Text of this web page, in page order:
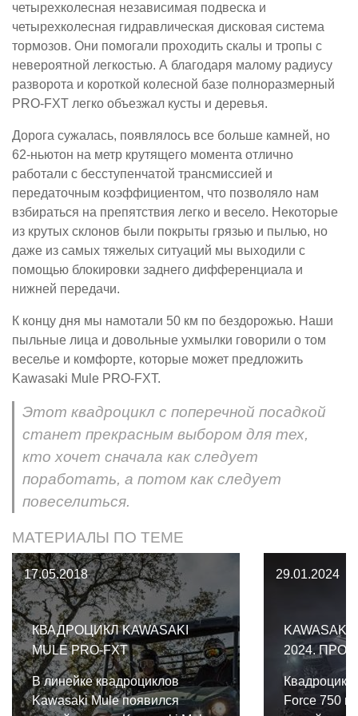
четырехколесная независимая подвеска и
четырехколесная гидравлическая дисковая система
тормозов. Они помогали проходить скалы и тропы с
невероятной легкостью. А благодаря малому радиусу
разворота и короткой колесной базе полноразмерный
PRO-FXT легко объезжал кусты и деревья.
Дорога сужалась, появлялось все больше камней, но
62-ньютон на метр крутящего момента отлично
работали с бесступенчатой трансмиссией и
передаточным коэффициентом, что позволяло нам
взбираться на препятствия легко и весело. Некоторые
из крутых склонов были покрыты грязью и пылью, но
даже из самых тяжелых ситуаций мы выходили с
помощью блокировки заднего дифференциала и
нижней передачи.
К концу дня мы намотали 50 км по бездорожью. Наши
пыльные лица и довольные ухмылки говорили о том
веселье и комфорте, которые может предложить
Kawasaki Mule PRO-FXT.
Этот квадроцикл с поперечной посадкой
станет прекрасным выбором для тех,
кто хочет сначала как следует
поработать, а потом как следует
повеселиться.
МАТЕРИАЛЫ ПО ТЕМЕ
17.05.2018
КВАДРОЦИКЛ KAWASAKI
MULE PRO-FXT
В линейке квадроциклов
Kawasaki Mule появился
29.01.2024
KAWASAKI
2024. ПРО
Force 750 в